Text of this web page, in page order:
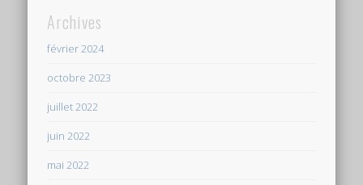
Archives
février 2024
octobre 2023
juillet 2022
juin 2022
mai 2022